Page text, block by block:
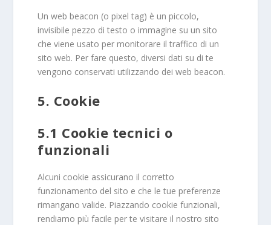
Un web beacon (o pixel tag) è un piccolo,
invisibile pezzo di testo o immagine su un sito
che viene usato per monitorare il traffico di un
sito web. Per fare questo, diversi dati su di te
vengono conservati utilizzando dei web beacon.
5. Cookie
5.1 Cookie tecnici o
funzionali
Alcuni cookie assicurano il corretto
funzionamento del sito e che le tue preferenze
rimangano valide. Piazzando cookie funzionali,
rendiamo più facile per te visitare il nostro sito